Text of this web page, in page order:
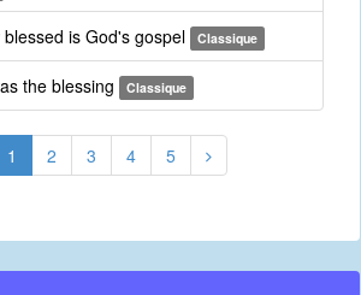
is God's gospel Classique
the blessing Classique
1 2 3 4 5